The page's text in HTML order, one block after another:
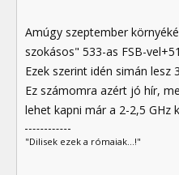
Amúgy szeptember
szokásos" 533-as FSB-
Ezek szerint idén simán lesz
Ez számomra azért jó hír,
lehet kapni már a 2-2,5 GHz
"Dilisek ezek a rómaiak...!"